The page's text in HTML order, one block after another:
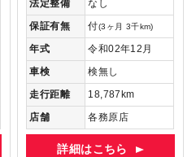
法定整備
なし
保証有無
付(3ヶ月 3千km)
年式
令和02年12月
車検
検無し
走行距離
18,787km
店舗
各務原店
詳細はこちら